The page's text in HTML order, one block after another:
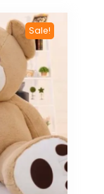
Sale!